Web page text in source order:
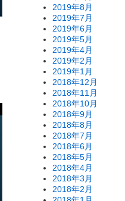
2019年8月
2019年7月
2019年6月
2019年5月
2019年4月
2019年2月
2019年1月
2018年12月
2018年11月
2018年10月
2018年9月
2018年8月
2018年7月
2018年6月
2018年5月
2018年4月
2018年3月
2018年2月